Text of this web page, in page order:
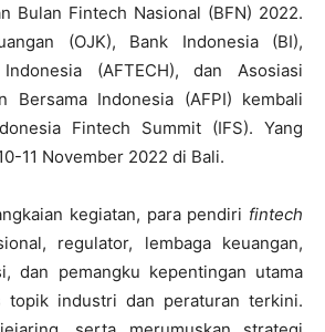
Bulan Fintech Nasional (BFN) 2022.
(OJK), Bank Indonesia (BI),
(AFTECH), dan Asosiasi
Bersama Indonesia (AFPI) kembali
Fintech Summit (IFS). Yang
11 November 2022 di Bali.
kegiatan, para pendiri fintech
regulator, lembaga keuangan,
dan pemangku kepentingan utama
topik industri dan peraturan terkini.